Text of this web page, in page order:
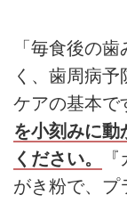
「毎食後の
く、歯周病
ケアの基本で
を小刻みに動
ください。
がき粉で、プ